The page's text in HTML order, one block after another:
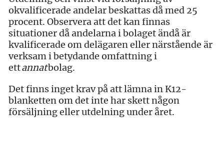
okvalificerade andelar beskattas då med 25
procent. Observera att det kan finnas
situationer då andelarna i bolaget ändå är
kvalificerade om delägaren eller närstående är
verksam i betydande omfattning i
ettannatbolag.
Det finns inget krav på att lämna in K12-
blanketten om det inte har skett någon
försäljning eller utdelning under året.